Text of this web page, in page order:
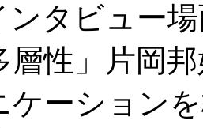
タビュー
層性」片岡
ケーション